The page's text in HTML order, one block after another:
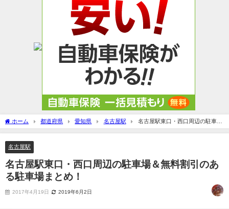
ホーム 都道府県 愛知県 名古屋駅
名古屋駅東口・西口周辺の駐車場
＆無料割引のある駐車場まとめ！
名古屋駅
名古屋駅東口・西口周辺の駐車場＆無料割引のあ
る駐車場まとめ！
2017年4月19日 2019年6月2日